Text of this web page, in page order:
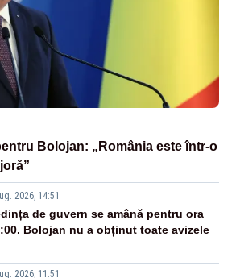
Bolojan: „România este într-o
2026, 14:51
de guvern se amână pentru ora
Bolojan nu a obținut toate avizele
2026, 11:51